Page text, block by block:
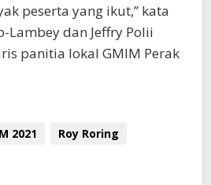
peserta yang ikut,” kata
Lambey dan Jeffry Polii
panitia lokal GMIM Perak
2021 Roy Roring